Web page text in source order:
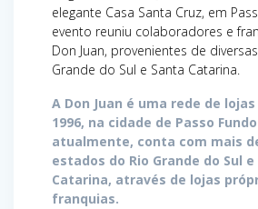
elegante Casa Santa Cruz, em
evento reuniu colaboradores e
Don Juan, provenientes de
Grande do Sul e Santa Catarina.
A Don Juan é uma rede de
1996, na cidade de Passo
atualmente, conta com mais
estados do Rio Grande do Sul e
Catarina, através de lojas
franquias.